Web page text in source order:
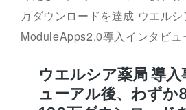
万ダウンロードを達成 ウエルシ
ModuleApps2.0導入インタビュ